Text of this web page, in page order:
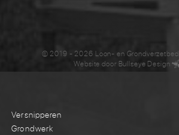
© 2019 - 2026 Loon- en
Website doorBullseye Design
Versnipperen
Grondwerk